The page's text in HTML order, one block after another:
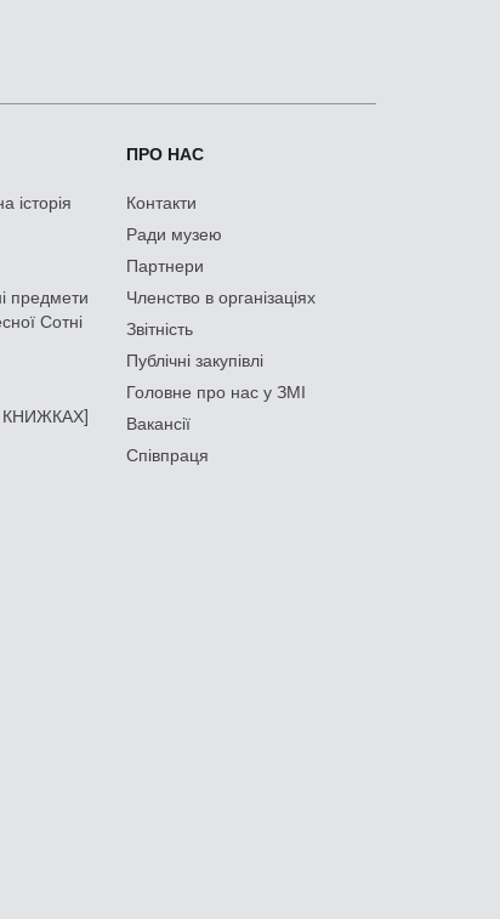
історія
предмети
Сотні
ПРО НАС
Контакти
Ради музею
Партнери
Членство в організаціях
Звітність
Публічні закупівлі
Головне про нас у ЗМІ
Вакансії
Співпраця